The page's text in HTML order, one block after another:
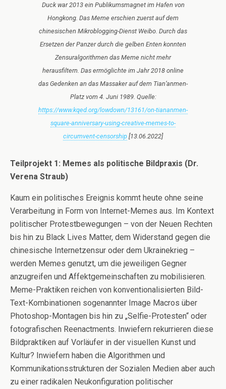
Duck war 2013 ein Publikumsmagnet im Hafen von
Hongkong. Das Meme erschien zuerst auf dem
chinesischen Mikroblogging-Dienst Weibo. Durch das
Ersetzen der Panzer durch die gelben Enten konnten
Zensuralgorithmen das Meme nicht mehr
herausfiltern. Das ermöglichte im Jahr 2018 online
das Gedenken an das Massaker auf dem Tian’anmen-
Platz vom 4. Juni 1989. Quelle:
https://www.kqed.org/lowdown/13161/on-tiananmen-
square-anniversary-using-creative-memes-to-
circumvent-censorship [13.06.2022]
Teilprojekt 1: Memes als politische Bildpraxis (Dr.
Verena Straub)
Kaum ein politisches Ereignis kommt heute ohne seine
Verarbeitung in Form von Internet-Memes aus. Im Kontext
politischer Protestbewegungen – von der Neuen Rechten
bis hin zu Black Lives Matter, dem Widerstand gegen die
chinesische Internetzensur oder dem Ukrainekrieg –
werden Memes genutzt, um die jeweiligen Gegner
anzugreifen und Affektgemeinschaften zu mobilisieren.
Meme-Praktiken reichen von konventionalisierten Bild-
Text-Kombinationen sogenannter Image Macros über
Photoshop-Montagen bis hin zu „Selfie-Protesten“ oder
fotografischen Reenactments. Inwiefern rekurrieren diese
Bildpraktiken auf Vorläufer in der visuellen Kunst und
Kultur? Inwiefern haben die Algorithmen und
Kommunikationsstrukturen der Sozialen Medien aber auch
zu einer radikalen Neukonfiguration politischer